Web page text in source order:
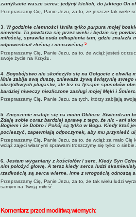
zamykacie wasze serca: jedyny kielich, do jakiego On
Przepraszamy Cię, Panie Jezu, za to, że jeszcze tak wiele
3. W godzinie ciemności lśniła tylko purpura mojej
niewielu. To powtarza się przez wieki i będzie się
miłością, sprawiła cuda odkupienia tam, gdzie
odpowiedział złością i nienawiścią.5
Przepraszamy Cię, Panie Jezu, za to, że wciąż jesteś
swoje życie na Krzyżu.
4 Bogobójstwo nie skończyło się na Golgocie z chwilą
Mnie zabija swą duszę, znieważa żywą świątynię
obrzydliwych plugastw, ale też na tysiące sposobów
bardziej niweczy niezliczone zasługi mojej Męki i
Przepraszamy Cię, Panie Jezu, za tych, którzy zabijają
5 Zmęczenie maluje się na moim Obliczu. Stwierdzam
Zdaję sobie coraz bardziej sprawę z tego, że nic - ani
Bogiem i że Dobro i Pokój są tylko w Bogu. Kiedy ktoś
pocieszyć, zapewniają odpoczynek, aby mu przynieść
Przepraszamy Cię, Panie Jezu, za to, że wciąż za mało
wciąż zajęci własnymi sprawami troszczymy się tylko o siebie.
6. Jestem wyganiany z kościołów i serc. Kiedy Syn
nim położyć głowę. A teraz kiedy serca ludzi
rzadkością są serca wierne. Inne z wrogością odnoszą
Przepraszamy Cię, Panie Jezu, za to, że tak wielu ludzi
samym na Twoją miłość.
Komentarz przed modlitwą wiernych: